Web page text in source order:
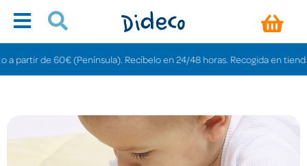
60€ (Península). Recíbelo en 24/48 horas. Recogida en tiendas gratis